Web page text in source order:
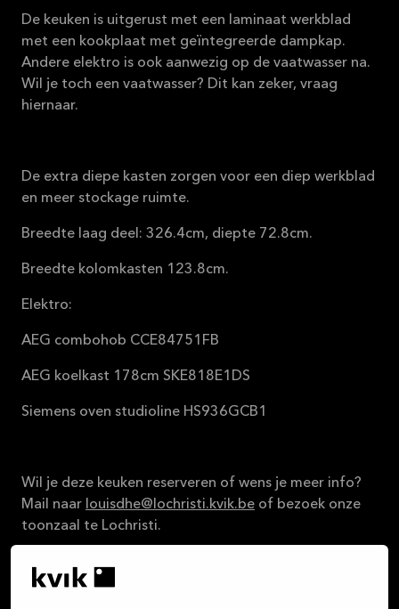
De keuken is uitgerust met een laminaat werkblad
met een kookplaat met geïntegreerde dampkap.
Andere elektro is ook aanwezig op de vaatwasser na.
Wil je toch een vaatwasser? Dit kan zeker, vraag
hiernaar.
De extra diepe kasten zorgen voor een diep werkblad
en meer stockage ruimte.
Breedte laag deel: 326.4cm, diepte 72.8cm.
Breedte kolomkasten 123.8cm.
Elektro:
AEG combohob CCE84751FB
AEG koelkast 178cm SKE818E1DS
Siemens oven studioline HS936GCB1
Wil je deze keuken reserveren of wens je meer info?
Mail naar louisdhe@lochristi.kvik.be of bezoek onze
toonzaal te Lochristi.